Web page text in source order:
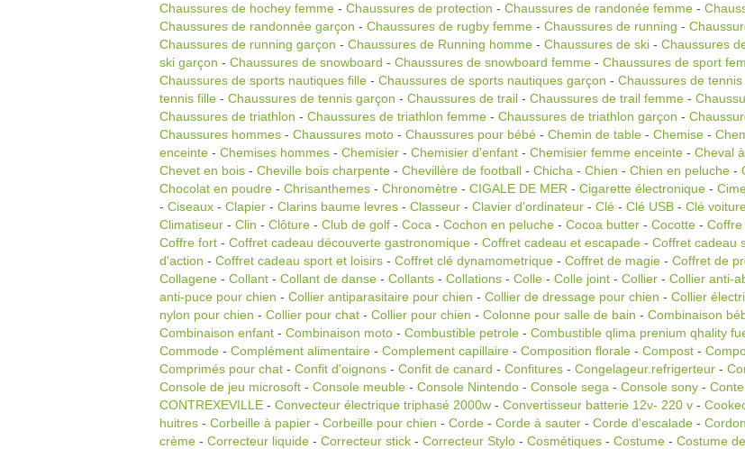
Chaussures de hochey femme - Chaussures de protection - Chaussures de randonée femme -
Chaussures de randonnée garçon - Chaussures de rugby femme - Chaussures de running -
Chaussures de running garçon - Chaussures de Running homme - Chaussures de ski - Chaussures
ski garçon - Chaussures de snowboard - Chaussures de snowboard femme - Chaussures de sport
Chaussures de sports nautiques fille - Chaussures de sports nautiques garçon - Chaussures de tennis
tennis fille - Chaussures de tennis garçon - Chaussures de trail - Chaussures de trail femme -
Chaussures de triathlon - Chaussures de triathlon femme - Chaussures de triathlon garçon -
Chaussures hommes - Chaussures moto - Chaussures pour bébé - Chemin de table - Chemise -
enceinte - Chemises hommes - Chemisier - Chemisier d'enfant - Chemisier femme enceinte - Cheval
Chevet en bois - Cheville bois charpente - Chevillère de football - Chicha - Chien - Chien en peluche -
Chocolat en poudre - Chrisanthemes - Chronomètre - CIGALE DE MER - Cigarette électronique -
- Ciseaux - Clapier - Clarins baume levres - Classeur - Clavier d'ordinateur - Clé - Clé USB - Clé
Climatiseur - Clin - Clôture - Club de golf - Coca - Cochon en peluche - Cocoa butter - Cocotte - Coffre
Coffre fort - Coffret cadeau découverte gastronomique - Coffret cadeau et escapade - Coffret cadeau
d'action - Coffret cadeau sport et loisirs - Coffret clé dynamometrique - Coffret de magie - Coffret de
Collagene - Collant - Collant de danse - Collants - Collations - Colle - Colle joint - Collier - Collier anti-
anti-puce pour chien - Collier antiparasitaire pour chien - Collier de dressage pour chien - Collier
nylon pour chien - Collier pour chat - Collier pour chien - Colonne pour salle de bain - Combinaison
Combinaison enfant - Combinaison moto - Combustible petrole - Combustible qlima prenium qhality
Commode - Complément alimentaire - Complement capillaire - Composition florale - Compost -
Comprimés pour chat - Confit d'oignons - Confit de canard - Confitures - Congelageur.refrigerteur -
Console de jeu microsoft - Console meuble - Console Nintendo - Console sega - Console sony - Conte
CONTREXEVILLE - Convecteur électrique triphasé 2000w - Convertisseur batterie 12v- 220 v -
huitres - Corbeille à papier - Corbeille pour chien - Corde - Corde à sauter - Corde d'escalade -
crème - Correcteur liquide - Correcteur stick - Correcteur Stylo - Cosmétiques - Costume - Costume